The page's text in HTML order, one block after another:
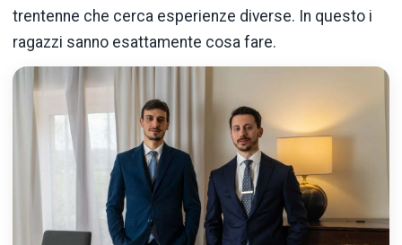
trentenne che cerca esperienze diverse. In questo i
ragazzi sanno esattamente cosa fare.